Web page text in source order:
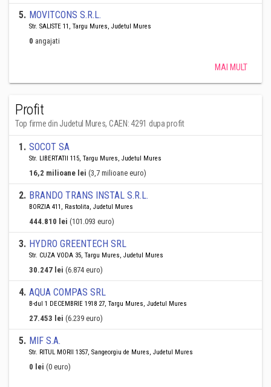
5. MOVITCONS S.R.L.
Str. SALISTE 11, Targu Mures, Judetul Mures
0 angajati
MAI MULT
Profit
Top firme din Judetul Mures, CAEN: 4291 dupa profit
1. SOCOT SA
Str. LIBERTATII 115, Targu Mures, Judetul Mures
16,2 milioane lei (3,7 milioane euro)
2. BRANDO TRANS INSTAL S.R.L.
BORZIA 411, Rastolita, Judetul Mures
444.810 lei (101.093 euro)
3. HYDRO GREENTECH SRL
Str. CUZA VODA 35, Targu Mures, Judetul Mures
30.247 lei (6.874 euro)
4. AQUA COMPAS SRL
B-dul 1 DECEMBRIE 1918 27, Targu Mures, Judetul Mures
27.453 lei (6.239 euro)
5. MIF S.A.
Str. RITUL MORII 1357, Sangeorgiu de Mures, Judetul Mures
0 lei (0 euro)